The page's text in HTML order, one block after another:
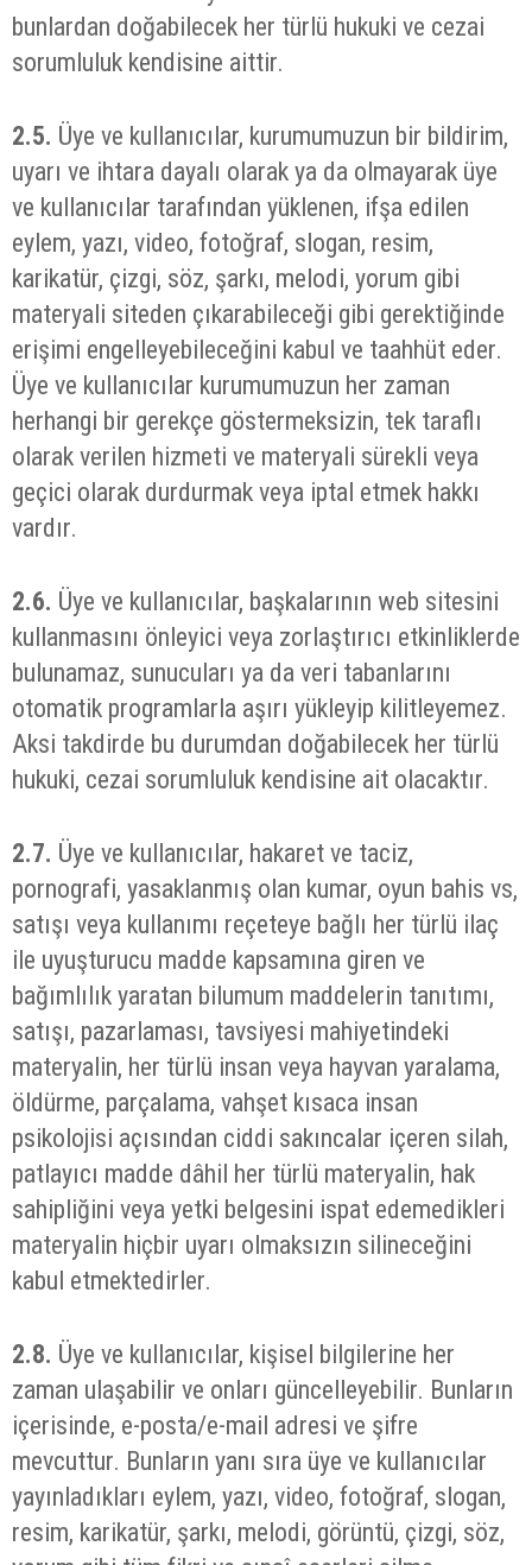
bunlardan doğabilecek her türlü hukuki ve cezai
sorumluluk kendisine aittir.
2.5. Üye ve kullanıcılar, kurumumuzun bir bildirim,
uyarı ve ihtara dayalı olarak ya da olmayarak üye
ve kullanıcılar tarafından yüklenen, ifşa edilen
eylem, yazı, video, fotoğraf, slogan, resim,
karikatür, çizgi, söz, şarkı, melodi, yorum gibi
materyali siteden çıkarabileceği gibi gerektiğinde
erişimi engelleyebileceğini kabul ve taahhüt eder.
Üye ve kullanıcılar kurumumuzun her zaman
herhangi bir gerekçe göstermeksizin, tek taraflı
olarak verilen hizmeti ve materyali sürekli veya
geçici olarak durdurmak veya iptal etmek hakkı
vardır.
2.6. Üye ve kullanıcılar, başkalarının web sitesini
kullanmasını önleyici veya zorlaştırıcı etkinliklerde
bulunamaz, sunucuları ya da veri tabanlarını
otomatik programlarla aşırı yükleyip kilitleyemez.
Aksi takdirde bu durumdan doğabilecek her türlü
hukuki, cezai sorumluluk kendisine ait olacaktır.
2.7. Üye ve kullanıcılar, hakaret ve taciz,
pornografi, yasaklanmış olan kumar, oyun bahis vs,
satışı veya kullanımı reçeteye bağlı her türlü ilaç
ile uyuşturucu madde kapsamına giren ve
bağımlılık yaratan bilumum maddelerin tanıtımı,
satışı, pazarlaması, tavsiyesi mahiyetindeki
materyalin, her türlü insan veya hayvan yaralama,
öldürme, parçalama, vahşet kısaca insan
psikolojisi açısından ciddi sakıncalar içeren silah,
patlayıcı madde dâhil her türlü materyalin, hak
sahipliğini veya yetki belgesini ispat edemedikleri
materyalin hiçbir uyarı olmaksızın silineceğini
kabul etmektedirler.
2.8. Üye ve kullanıcılar, kişisel bilgilerine her
zaman ulaşabilir ve onları güncelleyebilir. Bunların
içerisinde, e-posta/e-mail adresi ve şifre
mevcuttur. Bunların yanı sıra üye ve kullanıcılar
yayınladıkları eylem, yazı, video, fotoğraf, slogan,
resim, karikatür, şarkı, melodi, görüntü, çizgi, söz,